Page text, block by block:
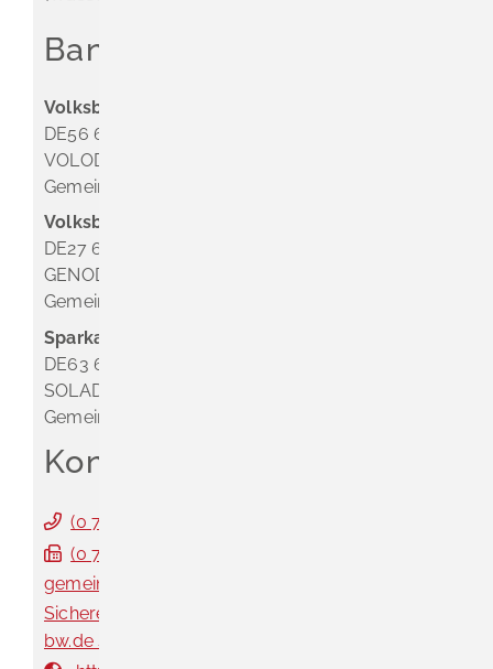
Bankverbindung
Volksbank Dreiländereck
DE56 6839 0000 0003 5000 04
VOLODE66
Gemeinde Schliengen
Volksbank BReisgau-Markgräflerland eG
DE27 6806 1505 0026 0464 08
GENODE61IHR
Gemeinde Schliengen
Sparkasse Markgräflerland Müllheim
DE63 6835 1865 0008 0285 24
SOLADES1MGL
Gemeinde Schliengen
Kontakt
(0 76
(0 76
gemeinde@schliengen.de
Sichere Servicekonto-Nachricht über service-
bw.de senden